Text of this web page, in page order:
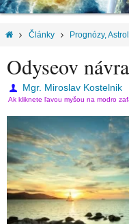
Články Prognózy,
Odyseov
Mgr. Miroslav Kostelnik
Ak kliknete ľavou myšou na modro